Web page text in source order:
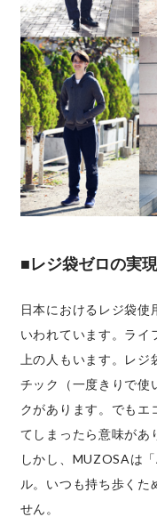
■レジ袋ゼロの実
日本におけるレジ袋使
いわれています。ライ
上の人もいます。レ
チック（一度きりで使
クがあります。でもエ
てしまったら意味があ
しかし、MUZOSAは
ル。いつも持ち歩くた
せん。